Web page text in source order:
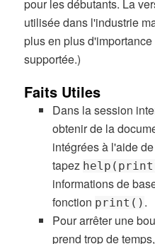
pour les débutants. La
utilisée dans l'industrie
plus en plus
supportée.)
Faits Utiles
Dans la session
obtenir de la
intégrées à l'aide
tapez
informations de
fonction print() .
Pour arrêter une
prend trop de